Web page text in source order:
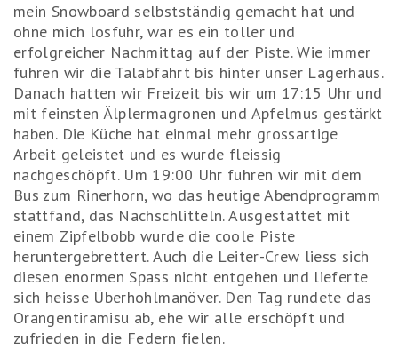
mein Snowboard selbstständig gemacht hat und
ohne mich losfuhr, war es ein toller und
erfolgreicher Nachmittag auf der Piste. Wie immer
fuhren wir die Talabfahrt bis hinter unser Lagerhaus.
Danach hatten wir Freizeit bis wir um 17:15 Uhr und
mit feinsten Älplermagronen und Apfelmus gestärkt
haben. Die Küche hat einmal mehr grossartige
Arbeit geleistet und es wurde fleissig
nachgeschöpft. Um 19:00 Uhr fuhren wir mit dem
Bus zum Rinerhorn, wo das heutige Abendprogramm
stattfand, das Nachschlitteln. Ausgestattet mit
einem Zipfelbobb wurde die coole Piste
heruntergebrettert. Auch die Leiter-Crew liess sich
diesen enormen Spass nicht entgehen und lieferte
sich heisse Überhohlmanöver. Den Tag rundete das
Orangentiramisu ab, ehe wir alle erschöpft und
zufrieden in die Federn fielen.